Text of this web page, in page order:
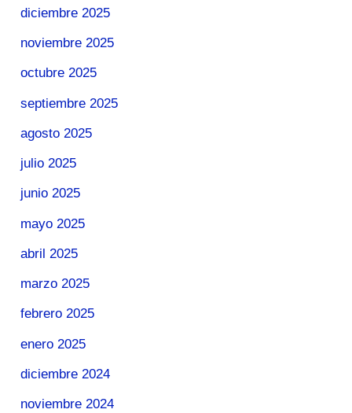
diciembre 2025
noviembre 2025
octubre 2025
septiembre 2025
agosto 2025
julio 2025
junio 2025
mayo 2025
abril 2025
marzo 2025
febrero 2025
enero 2025
diciembre 2024
noviembre 2024